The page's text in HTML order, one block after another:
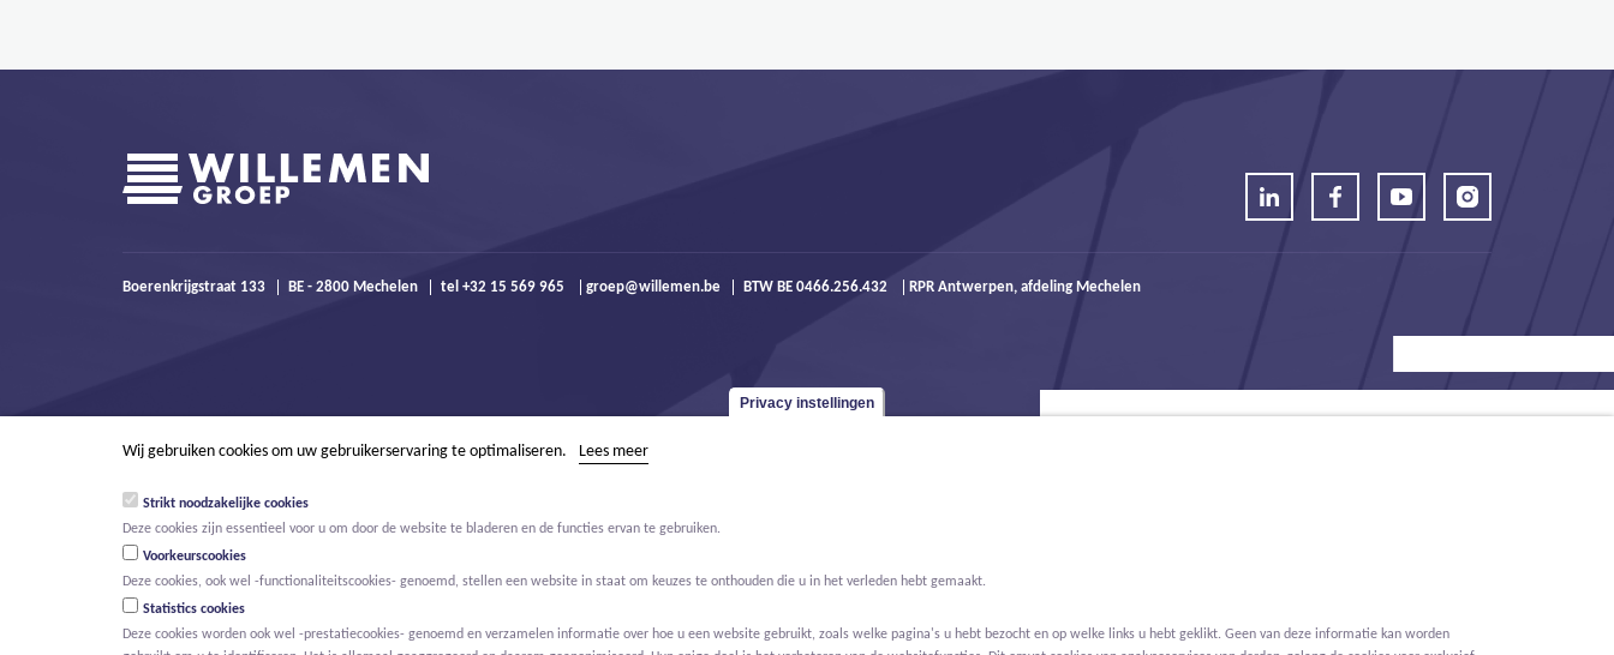
Boerenkrijgstraat 133 BE - 2800 Mechelen tel +32 15 569 965 groep@willemen.be BTW BE 0466.256.432 RPR Antwerpen, afdeling Mechelen
Privacy instellingen
Wij gebruiken cookies om uw gebruikerservaring te optimaliseren. Lees meer
Strikt noodzakelijke cookies
Deze cookies zijn essentieel voor u om door de website te bladeren en de functies ervan te gebruiken.
Voorkeurscookies
Deze cookies, ook wel -functionaliteitscookies- genoemd, stellen een website in staat om keuzes te onthouden die u in het verleden hebt gemaakt.
Statistics cookies
Deze cookies worden ook wel -prestatiecookies- genoemd en verzamelen informatie over hoe u een website gebruikt, zoals welke pagina's u hebt bezocht en op welke links u hebt geklikt. Geen van deze informatie kan worden